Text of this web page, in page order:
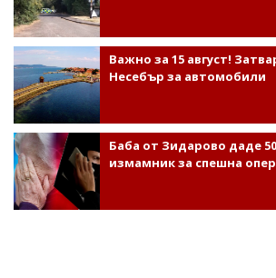
Важно за 15 август!
Несебър за автомобили
Баба от Зидарово даде
измамник за спешна